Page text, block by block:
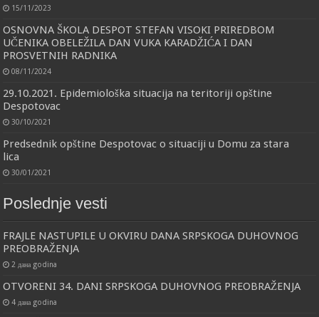
15/11/2023
OSNOVNA ŠKOLA DESPOT STEFAN VISOKI PRIREDBOM
UČENIKA OBELEŽILA DAN VUKA KARADŽIĆA I DAN
PROSVETNIH RADNIKA
08/11/2024
29.10.2021. Epidemiološka situacija na teritoriji opštine
Despotovac
30/10/2021
Predsednik opštine Despotovac o situaciji u Domu za stara
lica
30/01/2021
Poslednje vesti
FRAJLE NASTUPILE U OKVIRU DANA SRPSKOGA DUHOVNOG
PREOBRAŽENJA
2 дана godina
OTVORENI 34. DANI SRPSKOGA DUHOVNOG PREOBRAŽENJA
4 дана godina